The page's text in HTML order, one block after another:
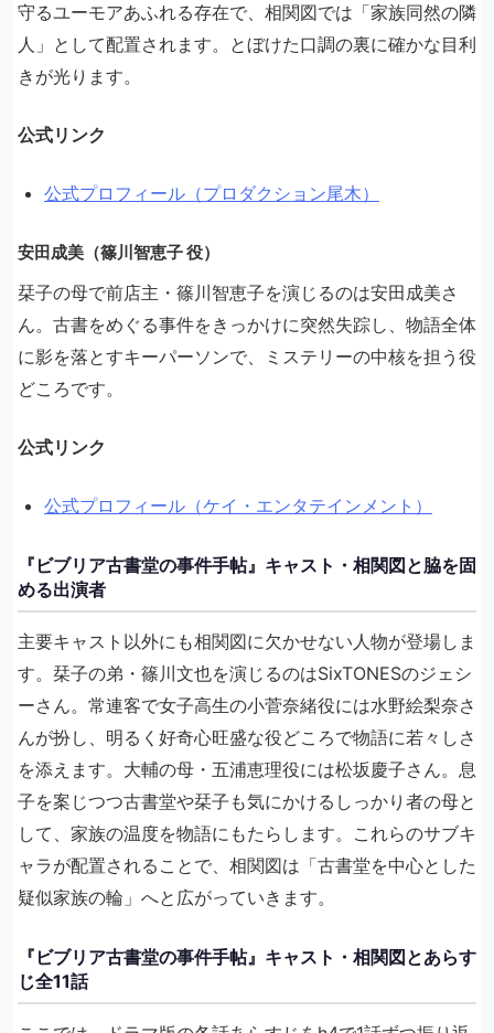
守るユーモアあふれる存在で、相関図では「家族同然の隣
人」として配置されます。とぼけた口調の裏に確かな目利
きが光ります。
公式リンク
公式プロフィール（プロダクション尾木）
安田成美（篠川智恵子 役）
栞子の母で前店主・篠川智恵子を演じるのは安田成美さ
ん。古書をめぐる事件をきっかけに突然失踪し、物語全体
に影を落とすキーパーソンで、ミステリーの中核を担う役
どころです。
公式リンク
公式プロフィール（ケイ・エンタテインメント）
『ビブリア古書堂の事件手帖』キャスト・相関図と脇を固
める出演者
主要キャスト以外にも相関図に欠かせない人物が登場しま
す。栞子の弟・篠川文也を演じるのはSixTONESのジェシ
ーさん。常連客で女子高生の小菅奈緒役には水野絵梨奈さ
んが扮し、明るく好奇心旺盛な役どころで物語に若々しさ
を添えます。大輔の母・五浦恵理役には松坂慶子さん。息
子を案じつつ古書堂や栞子も気にかけるしっかり者の母と
して、家族の温度を物語にもたらします。これらのサブキ
ャラが配置されることで、相関図は「古書堂を中心とした
疑似家族の輪」へと広がっていきます。
『ビブリア古書堂の事件手帖』キャスト・相関図とあらす
じ全11話